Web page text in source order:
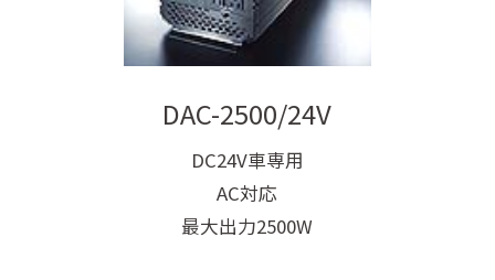
DAC-2500/24V
DC24V車専用
AC対応
最大出力2500W